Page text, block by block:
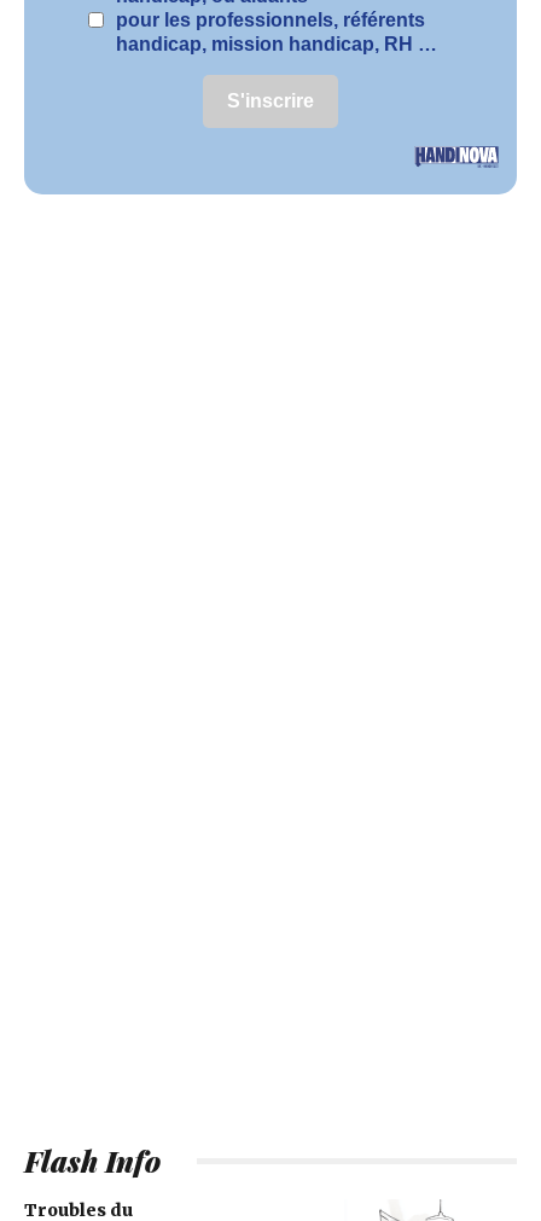
pour les professionnels, référents
handicap, mission handicap, RH …
S'inscrire
Flash Info
Troubles du